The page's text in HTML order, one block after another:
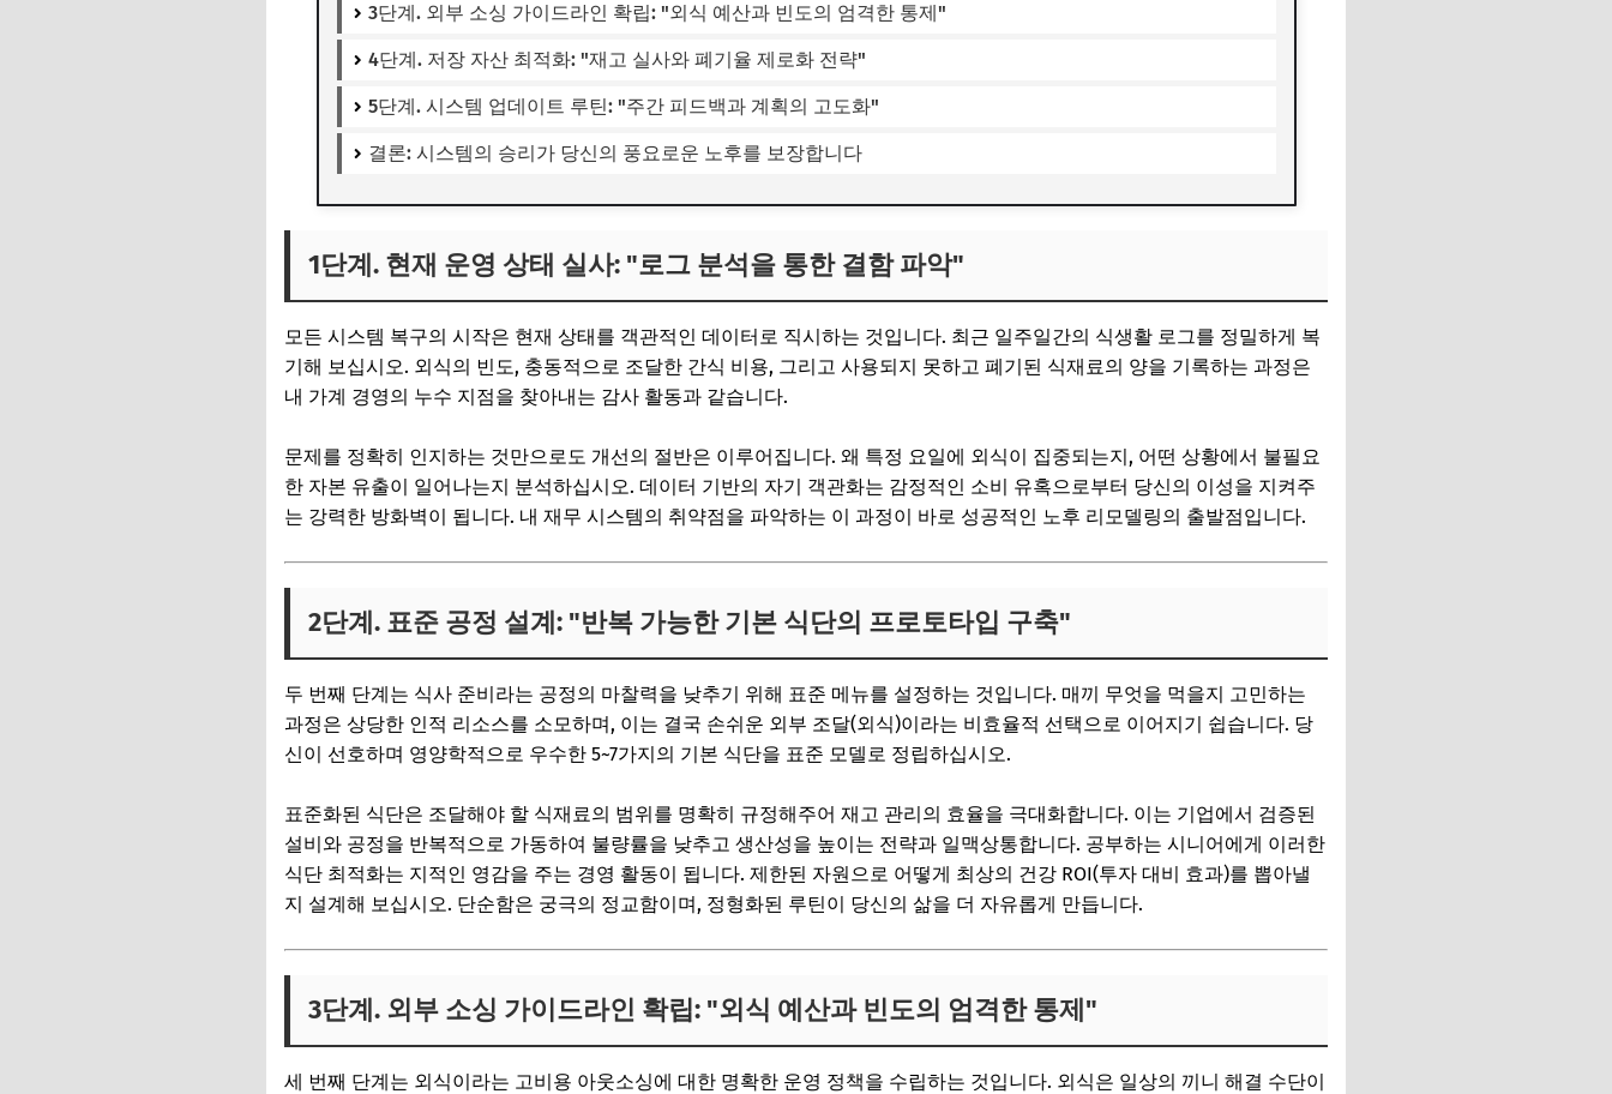
3단계. 외부 소싱 가이드라인 확립: "외식 예산과 빈도의 엄격한 통제"
4단계. 저장 자산 최적화: "재고 실사와 폐기율 제로화 전략"
5단계. 시스템 업데이트 루틴: "주간 피드백과 계획의 고도화"
결론: 시스템의 승리가 당신의 풍요로운 노후를 보장합니다
1단계. 현재 운영 상태 실사: "로그 분석을 통한 결함 파악"
모든 시스템 복구의 시작은 현재 상태를 객관적인 데이터로 직시하는 것입니다. 최근 일주일간의 식생활 로그를 정밀하게 복
기해 보십시오. 외식의 빈도, 충동적으로 조달한 간식 비용, 그리고 사용되지 못하고 폐기된 식재료의 양을 기록하는 과정은
내 가계 경영의 누수 지점을 찾아내는 감사 활동과 같습니다.
문제를 정확히 인지하는 것만으로도 개선의 절반은 이루어집니다. 왜 특정 요일에 외식이 집중되는지, 어떤 상황에서 불필요
한 자본 유출이 일어나는지 분석하십시오. 데이터 기반의 자기 객관화는 감정적인 소비 유혹으로부터 당신의 이성을 지켜주
는 강력한 방화벽이 됩니다. 내 재무 시스템의 취약점을 파악하는 이 과정이 바로 성공적인 노후 리모델링의 출발점입니다.
2단계. 표준 공정 설계: "반복 가능한 기본 식단의 프로토타입 구축"
두 번째 단계는 식사 준비라는 공정의 마찰력을 낮추기 위해 표준 메뉴를 설정하는 것입니다. 매끼 무엇을 먹을지 고민하는
과정은 상당한 인적 리소스를 소모하며, 이는 결국 손쉬운 외부 조달(외식)이라는 비효율적 선택으로 이어지기 쉽습니다. 당
신이 선호하며 영양학적으로 우수한 5~7가지의 기본 식단을 표준 모델로 정립하십시오.
표준화된 식단은 조달해야 할 식재료의 범위를 명확히 규정해주어 재고 관리의 효율을 극대화합니다. 이는 기업에서 검증된
설비와 공정을 반복적으로 가동하여 불량률을 낮추고 생산성을 높이는 전략과 일맥상통합니다. 공부하는 시니어에게 이러한
식단 최적화는 지적인 영감을 주는 경영 활동이 됩니다. 제한된 자원으로 어떻게 최상의 건강 ROI(투자 대비 효과)를 뽑아낼
지 설계해 보십시오. 단순함은 궁극의 정교함이며, 정형화된 루틴이 당신의 삶을 더 자유롭게 만듭니다.
3단계. 외부 소싱 가이드라인 확립: "외식 예산과 빈도의 엄격한 통제"
세 번째 단계는 외식이라는 고비용 아웃소싱에 대한 명확한 운영 정책을 수립하는 것입니다. 외식은 일상의 끼니 해결 수단이